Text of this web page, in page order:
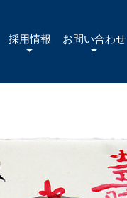
採用情報 お問い合わせ